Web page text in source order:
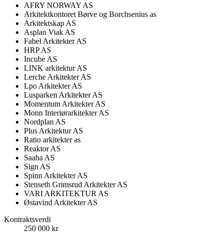
AFRY NORWAY AS
Arkitektkontoret Børve og Borchsenius as
Arkitektskap AS
Asplan Viak AS
Fabel Arkitekter AS
HRP AS
Incube AS
LINK arkitektur AS
Lerche Arkitekter AS
Lpo Arkitekter AS
Lusparken Arkitekter AS
Momentum Arkitekter AS
Monn Interiørarkitekter AS
Nordplan AS
Plus Arkitektur AS
Ratio arkitekter as
Reaktor AS
Saaha AS
Sign AS
Spinn Arkitekter AS
Stenseth Grimsrud Arkitekter AS
VARI ARKITEKTUR AS
Østavind Arkitekter AS
Kontraktsverdi
250 000 kr